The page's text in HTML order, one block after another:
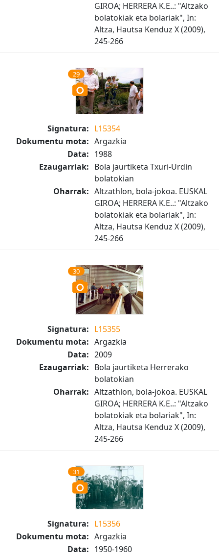
GIROA; HERRERA K.E..: "Altzako
bolatokiak eta bolariak", In:
Altza, Hautsa Kenduz X (2009),
245-266
29
Signatura: L15354
Dokumentu mota: Argazkia
Data: 1988
Ezaugarriak: Bola jaurtiketa Txuri-Urdin
bolatokian
Oharrak: Altzathlon, bola-jokoa. EUSKAL
GIROA; HERRERA K.E..: "Altzako
bolatokiak eta bolariak", In:
Altza, Hautsa Kenduz X (2009),
245-266
30
Signatura: L15355
Dokumentu mota: Argazkia
Data: 2009
Ezaugarriak: Bola jaurtiketa Herrerako
bolatokian
Oharrak: Altzathlon, bola-jokoa. EUSKAL
GIROA; HERRERA K.E..: "Altzako
bolatokiak eta bolariak", In:
Altza, Hautsa Kenduz X (2009),
245-266
31
Signatura: L15356
Dokumentu mota: Argazkia
Data: 1950-1960